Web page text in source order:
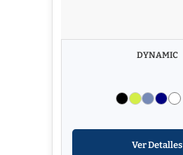
DYNAMIC
Ver Detalles